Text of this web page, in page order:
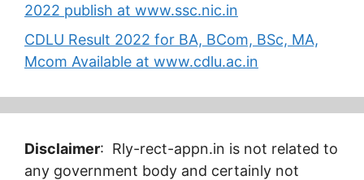
2022 publish at www.ssc.nic.in
CDLU Result 2022 for BA, BCom, BSc, MA,
Mcom Available at www.cdlu.ac.in
Disclaimer: Rly-rect-appn.in is not related to
any government body and certainly not